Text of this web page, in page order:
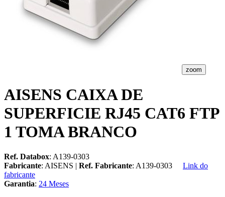
zoom
AISENS CAIXA DE
SUPERFICIE RJ45 CAT6 FTP
1 TOMA BRANCO
Ref. Databox: A139-0303
Fabricante: AISENS | Ref. Fabricante: A139-0303
Link do
fabricante
Garantia: 24 Meses